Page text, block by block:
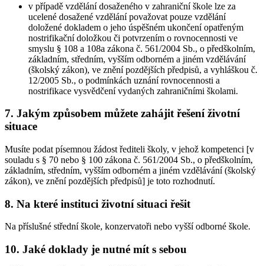
v případě vzdělání dosaženého v zahraniční škole lze za
ucelené dosažené vzdělání považovat pouze vzdělání
doložené dokladem o jeho úspěšném ukončení opatřeným
nostrifikační doložkou či potvrzením o rovnocennosti ve
smyslu § 108 a 108a zákona č. 561/2004 Sb., o předškolním,
základním, středním, vyšším odborném a jiném vzdělávání
(školský zákon), ve znění pozdějších předpisů, a vyhláškou č.
12/2005 Sb., o podmínkách uznání rovnocennosti a
nostrifikace vysvědčení vydaných zahraničními školami.
7. Jakým způsobem můžete zahájit řešení životní
situace
Musíte podat písemnou žádost řediteli školy, v jehož kompetenci [v
souladu s § 70 nebo § 100 zákona č. 561/2004 Sb., o předškolním,
základním, středním, vyšším odborném a jiném vzdělávání (školský
zákon), ve znění pozdějších předpisů] je toto rozhodnutí.
8. Na které instituci životní situaci řešit
Na příslušné střední škole, konzervatoři nebo vyšší odborné škole.
10. Jaké doklady je nutné mít s sebou